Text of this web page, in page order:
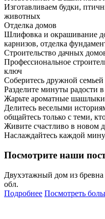
Изготавливаем будки,
животных
Отделка домов
Шлифовка и окрашивание
карнизов, отделка
Строительство дачных
Профессиональное
ключ
Соберитесь дружной
Разделите минуты радости
Жарьте ароматные шашлыки
Делитесь веселыми
общайтесь только с теми,
Живите счастливо в новом
Наслаждайтесь каждой
Посмотрите наши
Двухэтажный дом из
обл.
Подробнее Посмотреть